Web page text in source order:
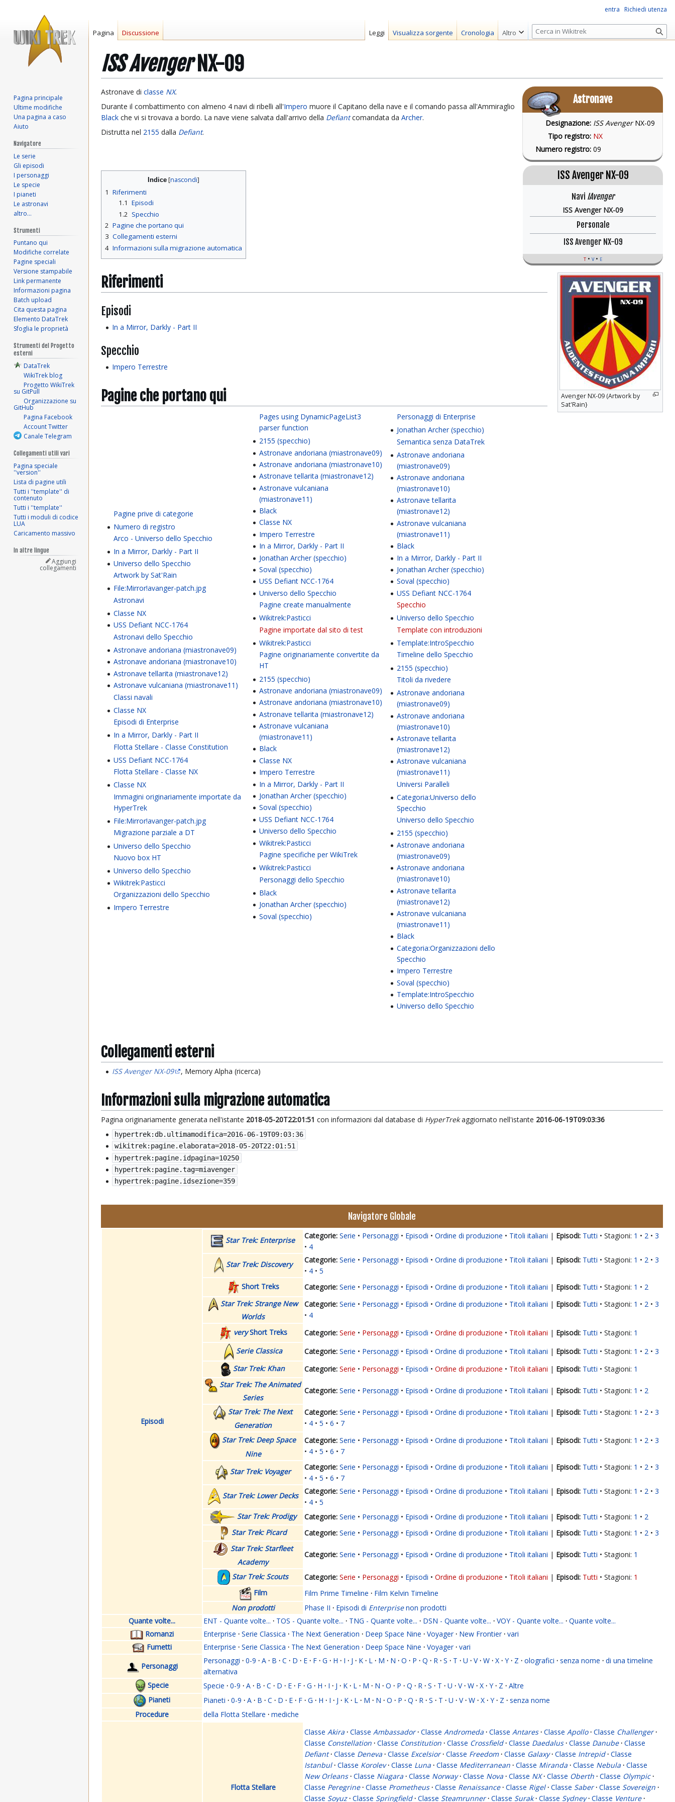
ISS AvengerNX-09
Vai
alla
navigazione
Vai
alla
ricerca
Astronave
Designazione: ISS AvengerNX-09
Tipo registro: NX
Numero registro: 09
ISS Avenger NX-09
Navi IAvenger
ISS Avenger NX-09
Personale
ISS Avenger NX-09
t v e
Astronave di classe NX.
Durante il combattimento con almeno 4 navi di ribelli all'Impero muore il Capitano della nave e il comando passa all'Ammiraglio
Black che vi si trovava a bordo. La nave viene salvata dall'arrivo della Defiantcomandata da Archer.
Distrutta nel 2155 dalla Defiant.
Avenger NX-09 (Artwork by
Sat'Rain}
Indice
1 Riferimenti
1.1 Episodi
1.2 Specchio
2 Pagine che portano qui
3 Collegamenti esterni
4 Informazioni sulla migrazione automatica
Riferimenti
Episodi
In a Mirror, Darkly - Part II
Specchio
Impero Terrestre
Pagine che portano qui
Pagine prive di categorie
Numero di registro
Arco - Universo dello Specchio
In a Mirror, Darkly - Part II
Universo dello Specchio
Artwork by Sat'Rain
File:Mirror!avanger-patch.jpg
Astronavi
Classe NX
USS Defiant NCC-1764
Astronavi dello Specchio
Astronave andoriana (miastronave09)
Astronave andoriana (miastronave10)
Astronave tellarita (miastronave12)
Astronave vulcaniana (miastronave11)
Classi navali
Classe NX
Episodi di Enterprise
In a Mirror, Darkly - Part II
Flotta Stellare - Classe Constitution
USS Defiant NCC-1764
Flotta Stellare - Classe NX
Classe NX
Immagini originariamente importate da
HyperTrek
File:Mirror!avanger-patch.jpg
Migrazione parziale a DT
Universo dello Specchio
Nuovo box HT
Universo dello Specchio
Wikitrek:Pasticci
Organizzazioni dello Specchio
Impero Terrestre
Pages using DynamicPageList3
parser function
2155 (specchio)
Astronave andoriana (miastronave09)
Astronave andoriana (miastronave10)
Astronave tellarita (miastronave12)
Astronave vulcaniana
(miastronave11)
Black
Classe NX
Impero Terrestre
In a Mirror, Darkly - Part II
Jonathan Archer (specchio)
Soval (specchio)
USS Defiant NCC-1764
Universo dello Specchio
Pagine create manualmente
Wikitrek:Pasticci
Pagine importate dal sito di test
Wikitrek:Pasticci
Pagine originariamente convertite da
HT
2155 (specchio)
Astronave andoriana (miastronave09)
Astronave andoriana (miastronave10)
Astronave tellarita (miastronave12)
Astronave vulcaniana
(miastronave11)
Black
Classe NX
Impero Terrestre
In a Mirror, Darkly - Part II
Jonathan Archer (specchio)
Soval (specchio)
USS Defiant NCC-1764
Universo dello Specchio
Wikitrek:Pasticci
Pagine specifiche per WikiTrek
Wikitrek:Pasticci
Personaggi dello Specchio
Black
Jonathan Archer (specchio)
Soval (specchio)
Personaggi di Enterprise
Jonathan Archer (specchio)
Semantica senza DataTrek
Astronave andoriana
(miastronave09)
Astronave andoriana
(miastronave10)
Astronave tellarita
(miastronave12)
Astronave vulcaniana
(miastronave11)
Black
In a Mirror, Darkly - Part II
Jonathan Archer (specchio)
Soval (specchio)
USS Defiant NCC-1764
Specchio
Universo dello Specchio
Template con introduzioni
Template:IntroSpecchio
Timeline dello Specchio
2155 (specchio)
Titoli da rivedere
Astronave andoriana
(miastronave09)
Astronave andoriana
(miastronave10)
Astronave tellarita
(miastronave12)
Astronave vulcaniana
(miastronave11)
Universi Paralleli
Categoria:Universo dello
Specchio
Universo dello Specchio
2155 (specchio)
Astronave andoriana
(miastronave09)
Astronave andoriana
(miastronave10)
Astronave tellarita
(miastronave12)
Astronave vulcaniana
(miastronave11)
Black
Categoria:Organizzazioni dello
Specchio
Impero Terrestre
Soval (specchio)
Template:IntroSpecchio
Universo dello Specchio
Collegamenti esterni
ISS Avenger NX-09 , Memory Alpha (ricerca)
Informazioni sulla migrazione automatica
Pagina originariamente generata nell'istante 2018-05-20T22:01:51 con informazioni dal database di HyperTrekaggiornato nell'istante 2016-06-19T09:03:36
hypertrek:db.ultimamodifica=2016-06-19T09:03:36
wikitrek:pagine.elaborata=2018-05-20T22:01:51
hypertrek:pagine.idpagina=10250
hypertrek:pagine.tag=miavenger
hypertrek:pagine.idsezione=359
Navigatore Globale
Episodi
Star Trek: Enterprise Serie Personaggi Episodi Ordine di produzione Titoli italiani | Tutti Stagioni: 1 2
3
4
Star Trek: Discovery
Serie Personaggi Episodi Ordine di produzione Titoli italiani | Tutti Stagioni: 1 2
3
4
5
Short Treks
Serie Personaggi Episodi Ordine di produzione Titoli italiani | Tutti Stagioni: 1
2
Star Trek: Strange New
Worlds
Serie Personaggi Episodi Ordine di produzione Titoli italiani | Tutti Stagioni: 1 2
3
4
veryShort Treks Serie Personaggi Episodi Ordine di produzione Titoli italiani | Tutti Stagioni: 1
Serie Classica
Serie Personaggi Episodi Ordine di produzione Titoli italiani | Tutti Stagioni: 1 2
3
Star Trek: Khan
Serie Personaggi Episodi Ordine di produzione Titoli italiani | Tutti Stagioni: 1
Star Trek: The Animated
Series
Serie Personaggi Episodi Ordine di produzione Titoli italiani | Tutti Stagioni: 1 2
Star Trek: The Next
Generation
Serie Personaggi Episodi Ordine di produzione Titoli italiani | Tutti Stagioni: 1 2
3
4
5 6
7
Star Trek: Deep Space
Nine
Serie Personaggi Episodi Ordine di produzione Titoli italiani | Tutti Stagioni: 1 2
3
4
5 6 7
Star Trek: Voyager Serie Personaggi Episodi Ordine di produzione Titoli italiani | Tutti Stagioni: 1 2
3
4
5 6
7
Star Trek: Lower Decks
Serie Personaggi Episodi Ordine di produzione Titoli italiani | Tutti Stagioni: 1 2
3
4
5
Star Trek: Prodigy
Serie Personaggi Episodi Ordine di produzione Titoli italiani | Tutti Stagioni: 1
2
Star Trek: Picard
Serie Personaggi Episodi Ordine di produzione Titoli italiani | Tutti Stagioni: 1 2
3
Star Trek: Starfleet
Academy
Serie Personaggi Episodi Ordine di produzione Titoli italiani | Tutti Stagioni: 1
Star Trek: Scouts Serie Personaggi Episodi Ordine di produzione Titoli italiani | Tutti Stagioni: 1
Film
Film Prime Timeline · Film Kelvin Timeline
Non prodotti
Phase II · Episodi di Enterprisenon prodotti
Quante volte...
ENT - Quante volte... · TOS - Quante volte... · TNG - Quante volte... · DSN - Quante volte... · VOY - Quante volte... · Quante volte...
Romanzi
Enterprise · Serie Classica · The Next Generation · Deep Space Nine · Voyager · New Frontier · vari
Fumetti
Enterprise · Serie Classica · The Next Generation · Deep Space Nine · Voyager · vari
Personaggi
Personaggi · 0-9 · A · B · C · D · E · F · G · H · I · J · K · L · M · N · O · P · Q · R · S · T · U · V · W · X · Y · Z · olografici · senza nome · di una timeline
alternativa
Specie
Specie · 0-9 · A · B · C · D · E · F · G · H · I · J · K · L · M · N · O · P · Q · R · S · T · U · V · W · X · Y · Z · Altre
Pianeti
Pianeti · 0-9 · A · B · C · D · E · F · G · H · I · J · K · L · M · N · O · P · Q · R · S · T · U · V · W · X · Y · Z · senza nome
Procedure
della Flotta Stellare · mediche
Flotta Stellare
Classe Akira · Classe Ambassador · Classe Andromeda · Classe Antares · Classe Apollo · Classe Challenger ·
Classe Constellation · Classe Constitution · Classe Crossfield · Classe Daedalus · Classe Danube · Classe
Defiant · Classe Deneva · Classe Excelsior · Classe Freedom · Classe Galaxy · Classe Intrepid · Classe
Istanbul · Classe Korolev · Classe Luna · Classe Mediterranean · Classe Miranda · Classe Nebula · Classe
New Orleans · Classe Niagara · Classe Norway · Classe Nova · Classe NX · Classe Oberth · Classe Olympic ·
Classe Peregrine · Classe Prometheus · Classe Renaissance · Classe Rigel · Classe Saber · Classe Sovereign ·
Classe Soyuz · Classe Springfield · Classe Steamrunner · Classe Surak · Classe Sydney · Classe Venture ·
entra Richiedi utenza
Pagina Discussione Leggi Visualizza sorgente Cronologia Altro
R
i
r
c
a
Pagina principale
Ultime modifiche
Una pagina a caso
Aiuto
Navigatore
Le serie
Gli episodi
I personaggi
Le specie
I pianeti
Le astronavi
altro…
Strumenti
Puntano qui
Modifiche correlate
Pagine speciali
Versione stampabile
Link permanente
Informazioni pagina
Batch upload
Cita questa pagina
Elemento DataTrek
Sfoglia le proprietà
Strumenti del Progetto
esterni
DataTrek
WikiTrek blog
Progetto WikiTrek
su GitPull
Organizzazione su
GitHub
Pagina Facebook
Account Twitter
Canale Telegram
Collegamenti utili vari
Pagina speciale
''version''
Lista di pagine utili
Tutti i ''template'' di
contenuto
Tutti i ''template''
Tutti i moduli di codice
LUA
Caricamento massivo
In altre lingue
Aggiungi
collegamenti